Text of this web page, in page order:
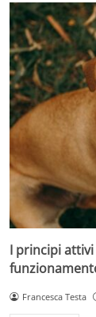
I principi
Francesca Testa